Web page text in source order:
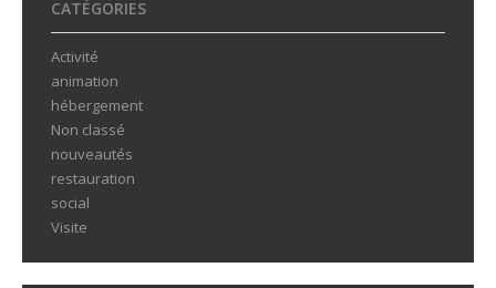
CATÉGORIES
Activité
animation
hébergement
Non classé
nouveautés
restauration
social
Visite